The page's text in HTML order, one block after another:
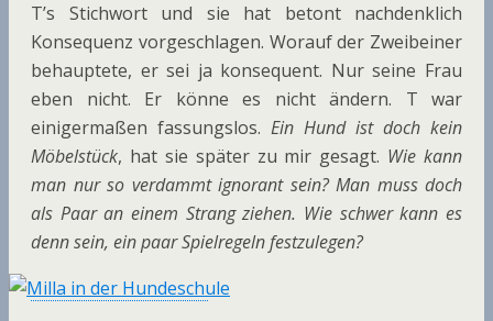
T’s Stichwort und sie hat betont nachdenklich
Konsequenz vorgeschlagen. Worauf der Zweibeiner
behauptete, er sei ja konsequent. Nur seine Frau
eben nicht. Er könne es nicht ändern. T war
einigermaßen fassungslos. Ein Hund ist doch kein
Möbelstück, hat sie später zu mir gesagt. Wie kann
man nur so verdammt ignorant sein? Man muss doch
als Paar an einem Strang ziehen. Wie schwer kann es
denn sein, ein paar Spielregeln festzulegen?